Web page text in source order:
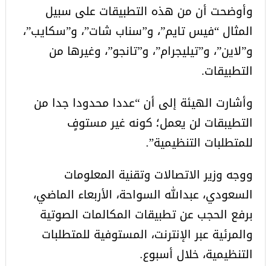
وأوضحت أن من هذه التطبيقات على سبيل
المثال “فيس تايم”، و”سناب شات”، و”سكايب”،
و”لاين”، و”تيليجرام”، و”تانجو”، وغيرها من
التطبيقات.
وأشارت الهيئة إلى أن “عددا محدودا جدا من
التطيبقات لن يعمل؛ كونه غير مستوفٍ
للمتطلبات التنظيمية”.
ووجه وزير الاتصالات وتقنية المعلومات
السعودي، عبدالله السواحة، الأربعاء الماضي،
برفع الحجب عن تطبيقات المكالمات الصوتية
والمرئية عبر الإنترنت، المستوفية للمتطلبات
التنظيمية، خلال أسبوع.